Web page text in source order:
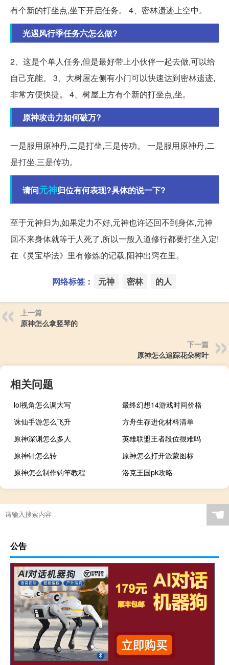
有个新的打坐点,坐下开启任务。 4、密林遗迹上空中。
光遇风行季任务六怎么做?
2、这是个单人任务,但是最好带上小伙伴一起去做,可以给
自己充能。 3、大树屋左侧有小门可以快速达到密林遗迹,
非常方便快捷。 4、树屋上方有个新的打坐点,坐。
原神攻击力如何破万?
一是服用原神丹,二是打坐,三是传功。 一是服用原神丹,二
是打坐,三是传功。
请问元神归位有何表现?具体的说一下?
至于元神归为,如果定力不好,元神也许还回不到身体,元神
回不来身体就等于人死了,所以一般入道修行都要打坐入定!
在《灵宝毕法》里有修炼的记载,阳神出窍在里。
网络标签： 元神 密林 的人
上一篇
原神怎么拿竖琴的
下一篇
原神怎么追踪花朵树叶
相关问题
lol视角怎么调大写
最终幻想14游戏时间价格
诛仙手游怎么飞升
方舟生存进化材料清单
原神深渊怎么多人
英雄联盟王者段位很难吗
原神针怎么转
原神怎么打开派蒙图标
原神怎么制作钓竿教程
洛克王国pk攻略
☚
公告